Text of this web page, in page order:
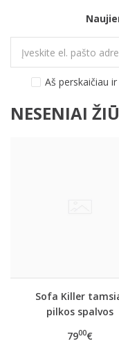
Aš perskaičiau
NESENIAI
Sofa Killer
pilkos spalvos
7900€